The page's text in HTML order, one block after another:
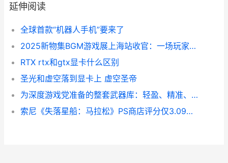
延伸阅读
全球首款“机器人手机”要来了
2025新物集BGM游戏展上海站收官：一场玩家和游戏人一起写下的周末记忆 new物集
RTX rtx和gtx显卡什么区别
圣光和虚空落到显卡上 虚空圣帝
为深度游戏党准备的整套武器库：轻盈、精准、顶响应的罗技GPW组合上架了 有深度游戏
索尼《失落星船：马拉松》PS商店评分仅3.09分 ps4失落的星球